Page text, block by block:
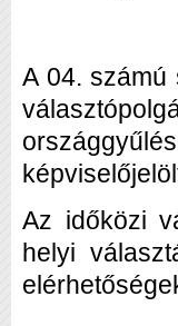
A 04. számú
Az időközi
helyi